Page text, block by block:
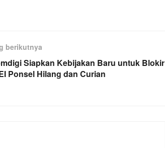
berikutnya
Siapkan Kebijakan Baru untuk Blokir
Ponsel Hilang dan Curian